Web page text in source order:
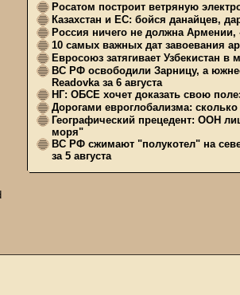
Росатом построит ветряную
Казахстан и ЕС: бойся данайцев,
Россия ничего не должна Армении,
10 самых важных дат завоевания
Евросоюз затягивает Узбекистан
ВС РФ освободили Зарницу, а
Readovka за 6 августа
НГ: ОБСЕ хочет доказать свою
Дорогами евроглобализма:
Географический прецедент: ООН
моря"
ВС РФ сжимают "полукотел" на
за 5 августа